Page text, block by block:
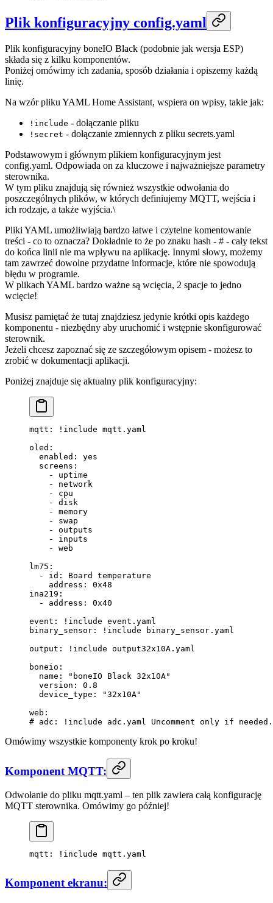
Plik konfiguracyjny config.yaml
Plik konfiguracyjny boneIO Black (podobnie jak wersja ESP)
składa się z kilku komponentów.
Poniżej omówimy ich zadania, sposób działania i opiszemy każdą
linię.
Na wzór pliku YAML Home Assistant, wspiera on wpisy, takie jak:
!include - dołączanie pliku
!secret - dołączanie zmiennych z pliku secrets.yaml
Podstawowym i głównym plikiem konfiguracyjnym jest
config.yaml. Odpowiada on za kluczowe i najważniejsze parametry
sterownika.
W tym pliku znajdują się również wszystkie odwołania do
poszczególnych plików, w których definiujemy MQTT, wejścia i
ich rodzaje, a także wyjścia.\
Pliki YAML umożliwiają bardzo łatwe i czytelne komentowanie
treści - co to oznacza? Dokładnie to że po znaku hash - # - cały tekst
do końca linii nie ma wpływu na aplikację. Innymi słowy, możemy
tam zawrzeć dowolne przydatne informacje, które nie spowodują
błędu w programie.
W plikach YAML bardzo ważne są wcięcia, 2 spacje to jedno
wcięcie!
Musisz pamiętać że tutaj znajdziesz jedynie krótki opis każdego
komponentu - niezbędny aby uruchomić i wstępnie skonfigurować
sterownik.
Jeżeli chcesz zapoznać się ze szczegółowym opisem - możesz to
zrobić w dokumentacji aplikacji.
Poniżej znajduje się aktualny plik konfiguracyjny:
mqtt : !include mqtt.yaml
oled :
  enabled
: yes
  screens
:
    -
uptime
    -
network
    -
cpu
    -
disk
    -
memory
    -
swap
    -
outputs
    -
inputs
    -
web
lm75 :
  -
id : Board temperature
    address
: 0x48
ina219 :
  -
address : 0x40
event : !include event.yaml
binary_sensor : !include binary_sensor.yaml
output : !include output32x10A.yaml
boneio :
  name
:
"boneIO Black 32x10A"
  version
: 0.8
  device_type
:
"32x10A"
web :
# adc: !include adc.yaml Uncomment only if needed.
Omówimy wszystkie komponenty krok po kroku!
Komponent MQTT:
Odwołanie do pliku mqtt.yaml – ten plik zawiera całą konfigurację
MQTT sterownika. Omówimy go później!
mqtt : !include mqtt.yaml
Komponent ekranu: